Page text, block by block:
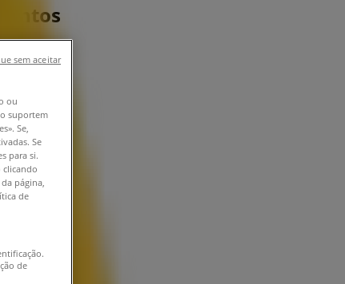
ou
suportem
Se,
Se
para si.
clicando
página,
de
de
sem aceitar